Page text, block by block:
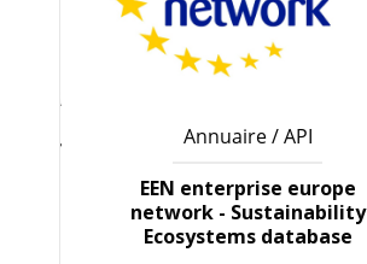
Annuaire / API
EEN enterprise europe
network - Sustainability
Ecosystems database